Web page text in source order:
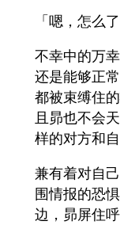
「嗯，怎么
不幸中的万
还是能够正
都被束缚住
且昴也不会
样的对方和
兼有着对自
围情报的恐
边，昴屏住